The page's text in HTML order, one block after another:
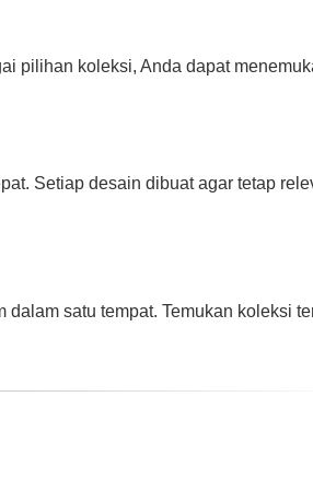
pilihan koleksi, Anda dapat
Setiap desain dibuat agar tetap
satu tempat. Temukan koleksi